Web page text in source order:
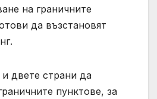
на граничните
да възстановят
двете страни да
пунктове, за